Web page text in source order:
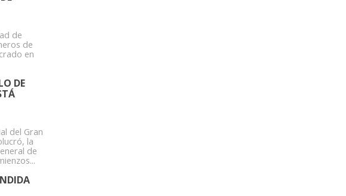
de
de
en
DE
del Gran
la
de